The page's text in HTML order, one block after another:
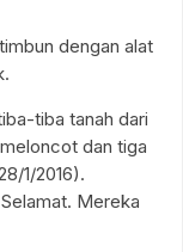
dengan alat
tiba tanah dari
dan tiga
1/2016).
Mereka